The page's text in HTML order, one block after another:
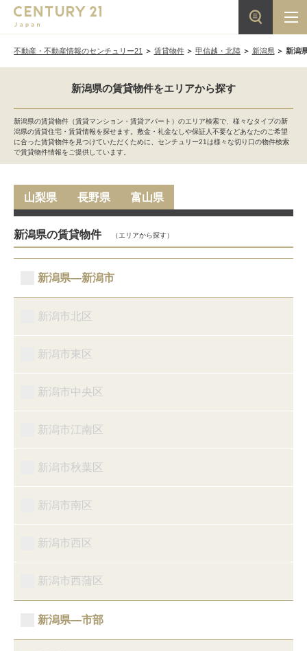
不動産・不動産情報のセンチュリー21 賃貸物件 甲信越・北陸 新潟県 新潟
新潟県の賃貸物件をエリアから探す
新潟県の賃貸物件（賃貸マンション・賃貸アパート）のエリア検索で、様々なタイプの新
潟県の賃貸住宅・賃貸情報を探せます。敷金・礼金なしや保証人不要などあなたのご希望
に合った賃貸物件を見つけていただくために、センチュリー21は様々な切り口の物件検索
で賃貸物件情報をご提供しています。
山梨県 長野県 富山県
新潟県の賃貸物件 （エリアから探す）
新潟県―新潟市
新潟市北区
新潟市東区
新潟市中央区
新潟市江南区
新潟市秋葉区
新潟市南区
新潟市西区
新潟市西蒲区
新潟県―市部